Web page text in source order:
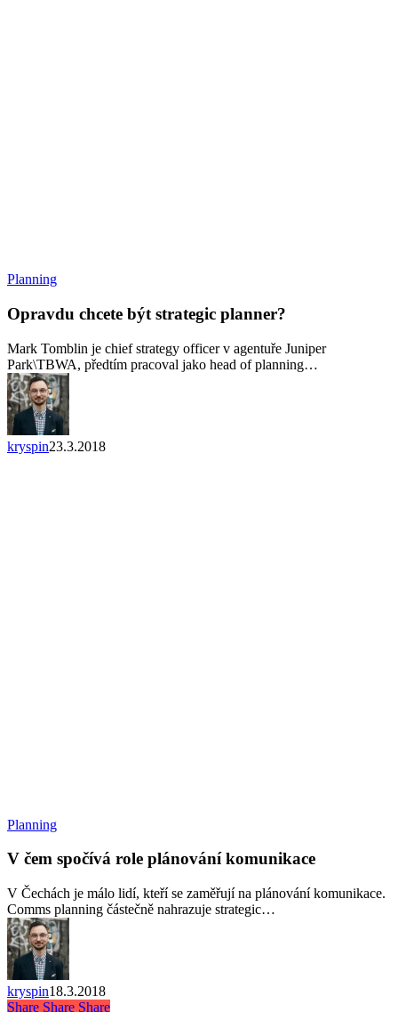
PlanningOpravdu
být
planner?
Opravdu chcete být strategic planner?
Mark Tomblin je chief strategy officer v agentuře Juniper
Park\TBWA, předtím pracoval jako head of planning…
kryspin23.3.2018
PlanningV
spočívá
role
plánování
komunikace
V čem spočívá role plánování komunikace
V Čechách je málo lidí, kteří se zaměřují na plánování komunikace.
Comms planning částečně nahrazuje strategic…
kryspin18.3.2018
Share
Share Share Share